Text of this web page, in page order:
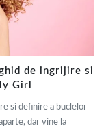
de ingrijire si
Girl
si definire a buclelor
dar vine la